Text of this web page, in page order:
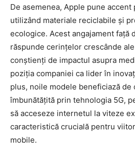
De asemenea, Apple pune
utilizând materiale reciclabile și
ecologice. Acest angajament față
răspunde cerințelor crescânde
conștienți de impactul asupra
poziția companiei ca lider în
plus, noile modele beneficiază de
îmbunătățită prin tehnologia 5G,
să acceseze internetul la viteze
caracteristică crucială pentru
mobile.